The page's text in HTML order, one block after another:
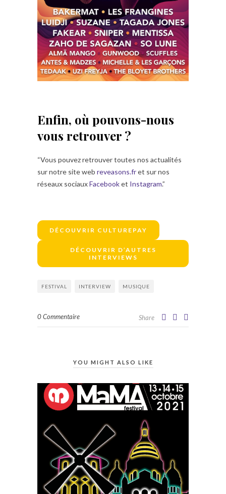
Enfin, où pouvons-nous
vous retrouver ?
“Vous pouvez retrouver toutes nos actualités
sur notre site web reveasons.fret sur nos
réseaux sociauxFacebooket Instagram.”
DÉCOUVRIR CULTUREPAY
DÉCOUVRIR D’AUTRES
INTERVIEWS
FESTIVAL INTERVIEW MUSIQUE
0 Commentaire Share
YOU MIGHT ALSO LIKE